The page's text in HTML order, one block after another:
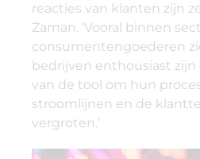
reacties van klanten zijn
Zaman. ‘Vooral binnen
consumentengoederen
bedrijven enthousiast
van de tool om hun
stroomlijnen en de
vergroten.’